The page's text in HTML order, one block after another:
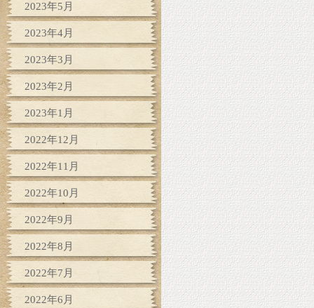
2023年5月
2023年4月
2023年3月
2023年2月
2023年1月
2022年12月
2022年11月
2022年10月
2022年9月
2022年8月
2022年7月
2022年6月